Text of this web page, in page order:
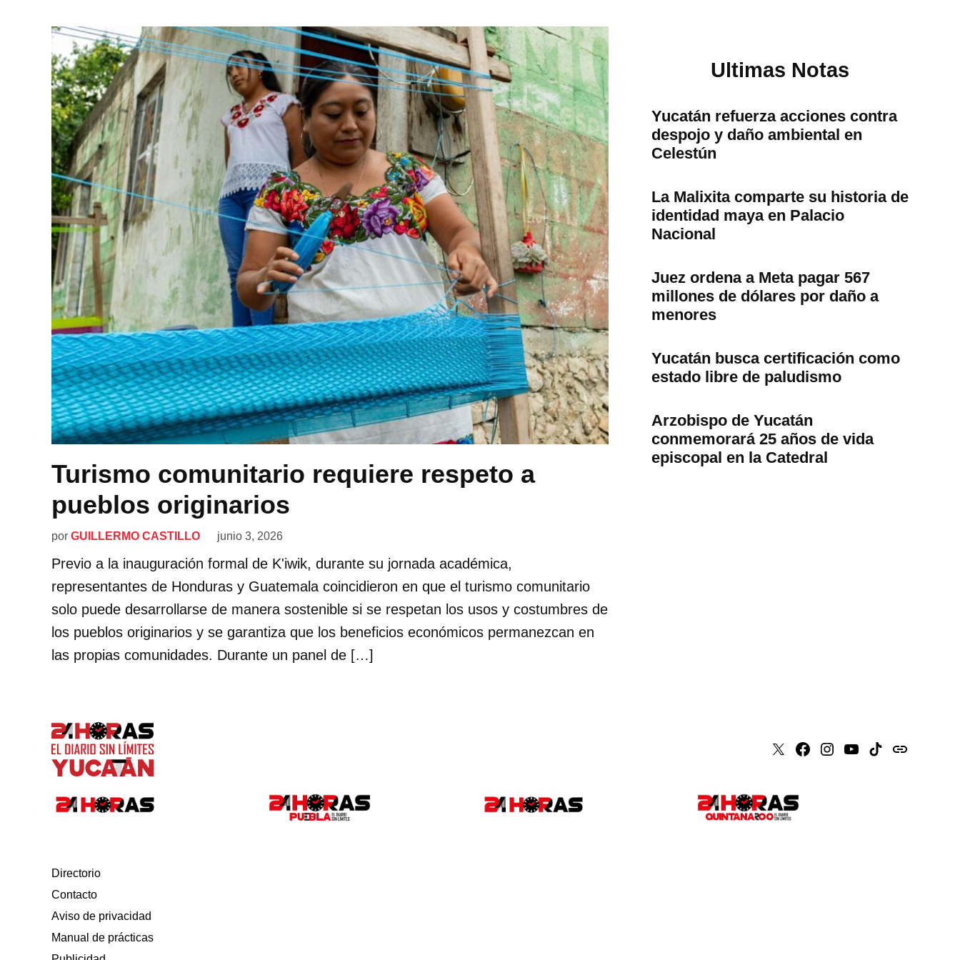
Turismo comunitario requiere respeto a
pueblos originarios
por GUILLERMO CASTILLO junio 3, 2026
Previo a la inauguración formal de K'iwik, durante su jornada académica,
representantes de Honduras y Guatemala coincidieron en que el turismo comunitario
solo puede desarrollarse de manera sostenible si se respetan los usos y costumbres de
los pueblos originarios y se garantiza que los beneficios económicos permanezcan en
las propias comunidades. Durante un panel de […]
Ultimas Notas
Yucatán refuerza acciones contra
despojo y daño ambiental en
Celestún
La Malixita comparte su historia de
identidad maya en Palacio
Nacional
Juez ordena a Meta pagar 567
millones de dólares por daño a
menores
Yucatán busca certificación como
estado libre de paludismo
Arzobispo de Yucatán
conmemorará 25 años de vida
episcopal en la Catedral
X Faceboook
Instagram
Youtube
Tiktokissuu
Directorio
Contacto
Aviso de privacidad
Manual de prácticas